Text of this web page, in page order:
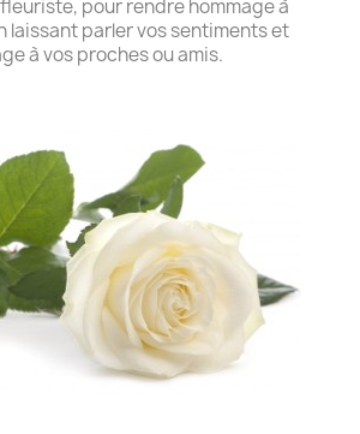
pour rendre hommage à
laissant parler vos sentiments et
à vos proches ou amis.